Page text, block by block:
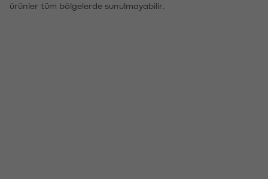
ürünler tüm bölgelerde sunulmayabilir.